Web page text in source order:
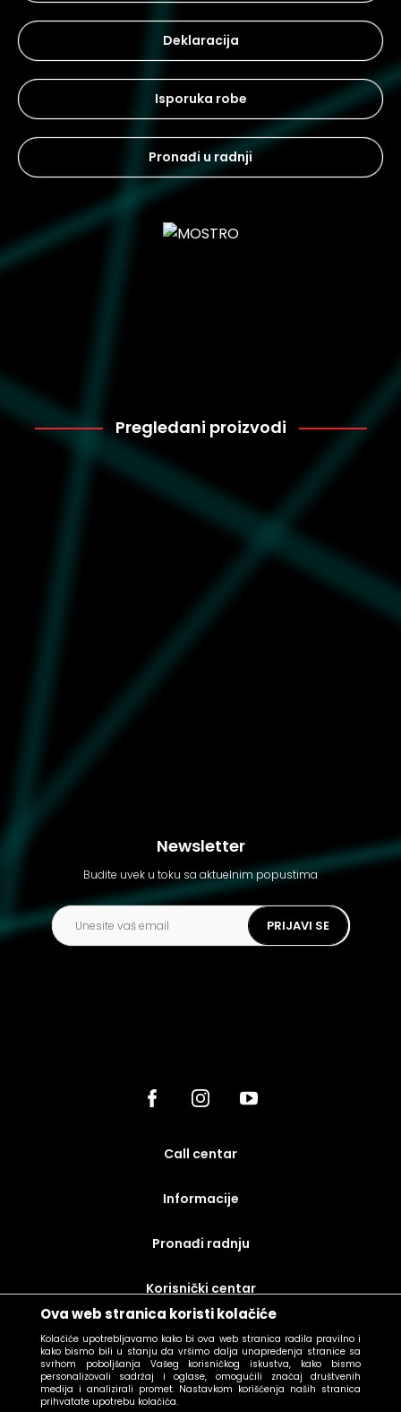
Ova web stranica koristi kolačiće
Kolačiće upotrebljavamo kako bi ova web stranica radila pravilno i
kako bismo bili u stanju da vršimo dalja unapređenja stranice sa
svrhom poboljšanja Vašeg korisničkog iskustva, kako bismo
personalizovali sadržaj i oglase, omogućili značaj društvenih
medija i analizirali promet. Nastavkom korišćenja naših stranica
prihvatate upotrebu kolačića.
Deklaracija
Isporuka robe
Pronađi u radnji
Pregledani proizvodi
Newsletter
Budite uvek u toku sa aktuelnim popustima
PRIJAVI SE
call centar
Informacije
Pronađi radnju
korisnički centar
uslovi prodaje